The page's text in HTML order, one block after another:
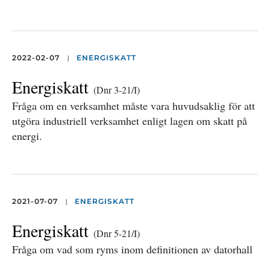
2022-02-07 | ENERGISKATT
Energiskatt (Dnr 3-21/I)
Fråga om en verksamhet måste vara huvudsaklig för att
utgöra industriell verksamhet enligt lagen om skatt på
energi.
2021-07-07 | ENERGISKATT
Energiskatt (Dnr 5-21/I)
Fråga om vad som ryms inom definitionen av datorhall